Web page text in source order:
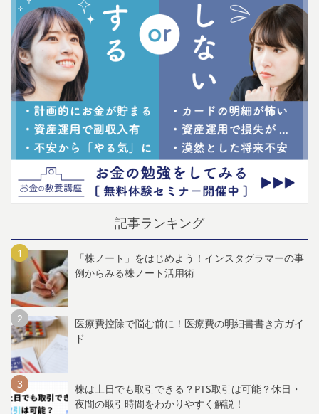
記事ランキング
「株ノート」をはじめよう！インスタグラマーの事
例からみる株ノート活用術
医療費控除で悩む前に！医療費の明細書書き方ガイ
ド
株は土日でも取引できる？PTS取引は可能？休日・
夜間の取引時間をわかりやすく解説！